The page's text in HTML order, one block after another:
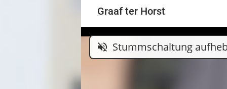
Graaf ter Horst
volume_off Stummschaltung